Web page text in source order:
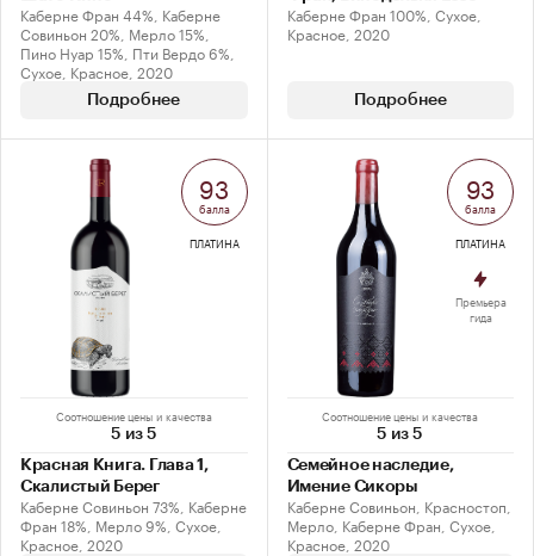
Каберне Фран 44%, Каберне
Совиньон 20%, Мерло 15%,
Пино Нуар 15%, Пти Вердо 6%,
Сухое, Красное, 2020
Подробнее
Каберне Фран 100%, Сухое,
Красное, 2020
Подробнее
Соотношение цены и качества
5 из 5
Красная Книга. Глава 1,
Скалистый Берег
Каберне Совиньон 73%, Каберне
Фран 18%, Мерло 9%, Сухое,
Красное, 2020
93
балла
ПЛАТИНА
Соотношение цены и качества
5 из 5
Семейное наследие,
Имение Сикоры
Каберне Совиньон, Красностоп,
Мерло, Каберне Фран, Сухое,
Красное, 2020
93
балла
ПЛАТИНА
Премьера
гида